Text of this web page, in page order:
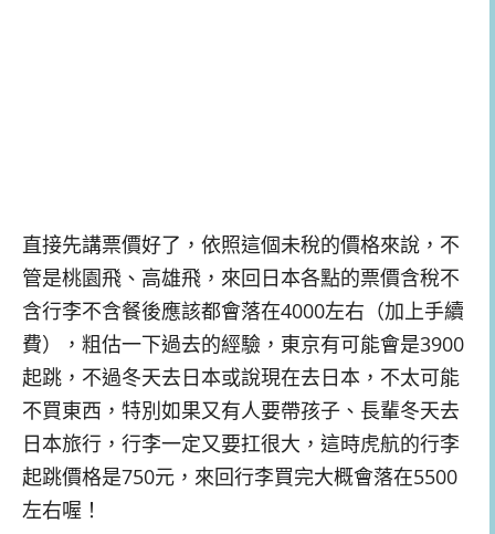
直接先講票價好了，依照這個未稅的價格來說，不
管是桃園飛、高雄飛，來回日本各點的票價含稅不
含行李不含餐後應該都會落在4000左右（加上手續
費），粗估一下過去的經驗，東京有可能會是3900
起跳，不過冬天去日本或說現在去日本，不太可能
不買東西，特別如果又有人要帶孩子、長輩冬天去
日本旅行，行李一定又要扛很大，這時虎航的行李
起跳價格是750元，來回行李買完大概會落在5500
左右喔！